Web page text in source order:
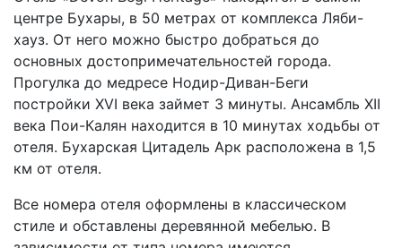
центре Бухары, в 50 метрах от комплекса Ляби-
хауз. От него можно быстро добраться до
основных достопримечательностей города.
Прогулка до медресе Нодир-Диван-Беги
постройки XVI века займет 3 минуты. Ансамбль XII
века Пои-Калян находится в 10 минутах ходьбы от
отеля. Бухарская Цитадель Арк расположена в 1,5
км от отеля.
Все номера отеля оформлены в классическом
стиле и обставлены деревянной мебелью. В